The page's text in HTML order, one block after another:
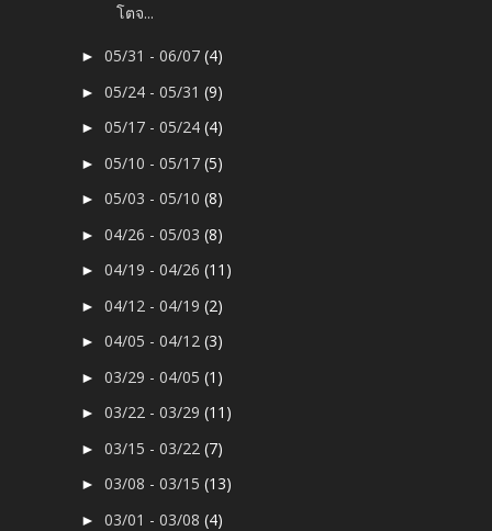
โตจ...
►05/31 - 06/07(4)
►05/24 - 05/31(9)
►05/17 - 05/24(4)
►05/10 - 05/17(5)
►05/03 - 05/10(8)
►04/26 - 05/03(8)
►04/19 - 04/26(11)
►04/12 - 04/19(2)
►04/05 - 04/12(3)
►03/29 - 04/05(1)
►03/22 - 03/29(11)
►03/15 - 03/22(7)
►03/08 - 03/15(13)
►03/01 - 03/08(4)